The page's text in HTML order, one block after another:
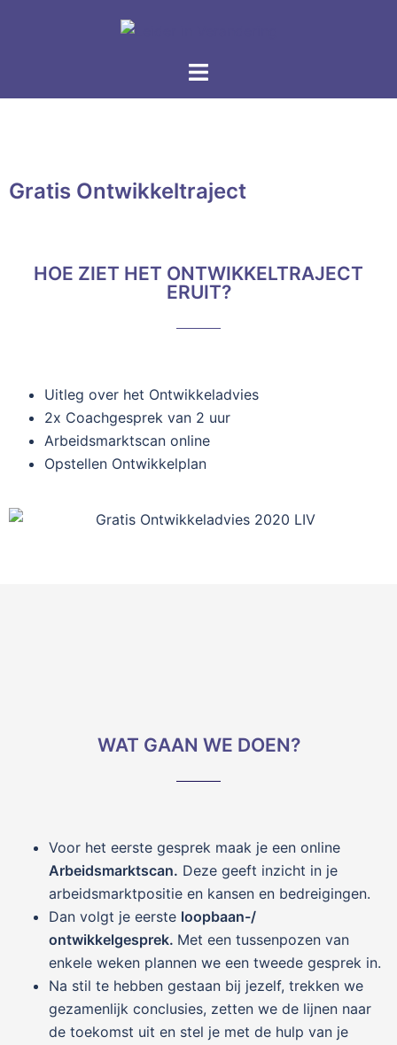
Gratis Ontwikkeltraject
HOE ZIET HET ONTWIKKELTRAJECT
ERUIT?
Uitleg over het Ontwikkeladvies
2x Coachgesprek van 2 uur
Arbeidsmarktscan online
Opstellen Ontwikkelplan
WAT GAAN WE DOEN?
Voor het eerste gesprek maak je een online
Arbeidsmarktscan. Deze geeft inzicht in je
arbeidsmarktpositie en kansen en bedreigingen.
Dan volgt je eerste loopbaan-/
ontwikkelgesprek. Met een tussenpozen van
enkele weken plannen we een tweede gesprek in.
Na stil te hebben gestaan bij jezelf, trekken we
gezamenlijk conclusies, zetten we de lijnen naar
de toekomst uit en stel je met de hulp van je